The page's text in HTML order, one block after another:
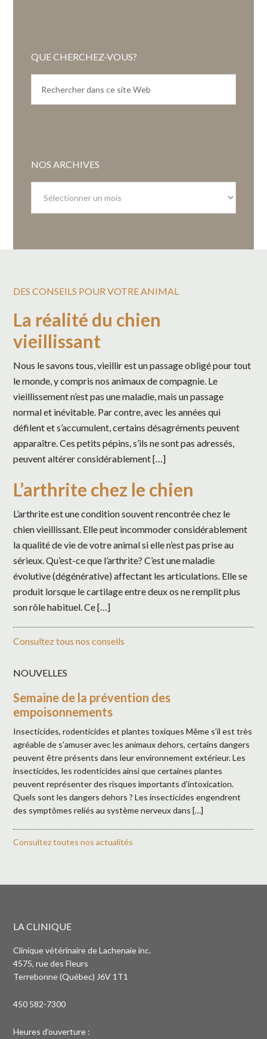
QUE CHERCHEZ-VOUS?
NOS ARCHIVES
archives
DES CONSEILS POUR VOTRE ANIMAL
La réalité du chien
vieillissant
Nous le savons tous, vieillir est un passage obligé pour tout
le monde, y compris nos animaux de compagnie. Le
vieillissement n’est pas une maladie, mais un passage
normal et inévitable. Par contre, avec les années qui
défilent et s’accumulent, certains désagréments peuvent
apparaître. Ces petits pépins, s’ils ne sont pas adressés,
peuvent altérer considérablement […]
L’arthrite chez le chien
L’arthrite est une condition souvent rencontrée chez le
chien vieillissant. Elle peut incommoder considérablement
la qualité de vie de votre animal si elle n’est pas prise au
sérieux. Qu’est-ce que l’arthrite? C’est une maladie
évolutive (dégénérative) affectant les articulations. Elle se
produit lorsque le cartilage entre deux os ne remplit plus
son rôle habituel. Ce […]
Consultez tous nos conseils
NOUVELLES
Semaine de la prévention des
empoisonnements
Insecticides, rodenticides et plantes toxiques Même s’il est très
agréable de s’amuser avec les animaux dehors, certains dangers
peuvent être présents dans leur environnement extérieur. Les
insecticides, les rodenticides ainsi que certaines plantes
peuvent représenter des risques importants d’intoxication.
Quels sont les dangers dehors ? Les insecticides engendrent
des symptômes reliés au système nerveux dans […]
Consultez toutes nos actualités
LA CLINIQUE
Clinique vétérinaire de Lachenaie inc.
4575, rue des Fleurs
Terrebonne (Québec) J6V 1T1
450 582-7300
Heures d’ouverture :